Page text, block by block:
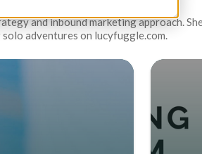
and inbound marketing approach.
adventures on lucyfuggle.com.